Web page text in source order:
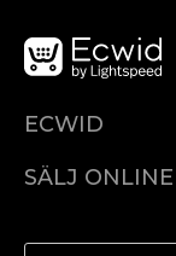
ECWID
Pris
SÄLJ ONLINE
Sälj på Facebook